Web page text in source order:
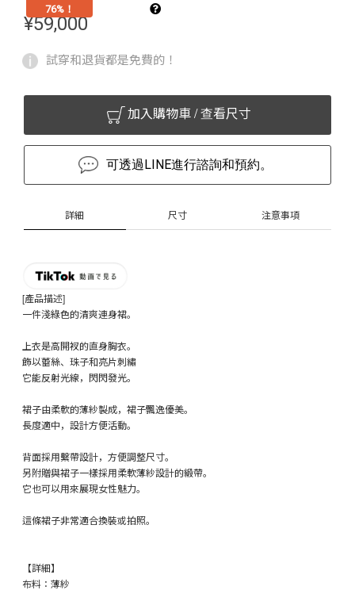
76%！
¥59,000
試穿和退貨都是免費的！
加入購物車 / 查看尺寸
可透過LINE進行諮詢和預約。
詳細 尺寸 注意事項
[產品描述]
一件淺綠色的清爽連身裙。
上衣是高開衩的直身胸衣。
飾以蕾絲、珠子和亮片刺繡
它能反射光線，閃閃發光。
裙子由柔軟的薄紗製成，裙子飄逸優美。
長度適中，設計方便活動。
背面採用繫帶設計，方便調整尺寸。
另附贈與裙子一樣採用柔軟薄紗設計的緞帶。
它也可以用來展現女性魅力。
這條裙子非常適合換裝或拍照。
【詳細】
布料：薄紗